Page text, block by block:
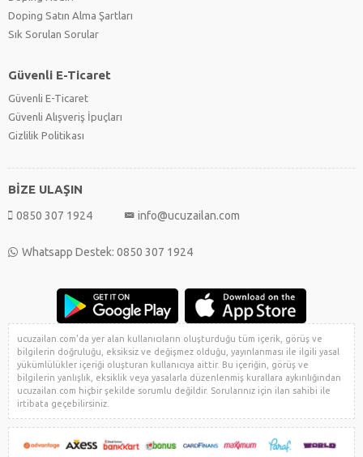
Doping Satın Alma Şartları
Sık Sorulan Sorular
Güvenli E-Ticaret
Güvenli E-Ticaret
Güvenli Alışveriş İpuçları
Gizlilik Politikası
BİZE ULAŞIN
0850 307 1924 info@ucuzailan.com
Whatsapp Destek: 0850 307 1924
ucuzailan.com'da yer alan kullanıcıların oluşturduğu tüm içerik, görüş ve
bilgilerin doğruluğu, eksiksiz ve değişmez olduğu, yayınlanması ile ilgili yasal
yükümlülükler içeriği oluşturan kullanıcıya aittir. Bu içeriğin, görüş ve
bilgilerin yanlışlık, eksiklik veya yasalarla düzenlenmiş kurallara aykırılığından
ucuzailan.com hiçbir şekilde sorumlu değildir. Sorularınız için ilan sahibi ile
irtibata geçebilirsiniz.